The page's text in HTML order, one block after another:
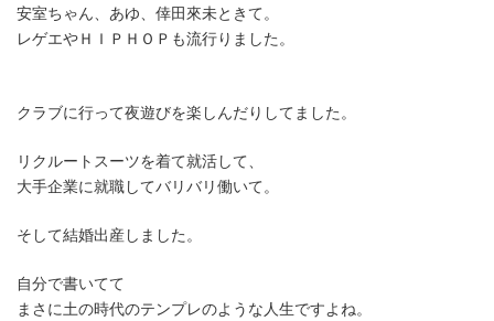
安室ちゃん、あゆ、倖田來未ときて。
レゲエやＨＩＰＨＯＰも流行りました。
クラブに行って夜遊びを楽しんだりしてました。
リクルートスーツを着て就活して、
大手企業に就職してバリバリ働いて。
そして結婚出産しました。
自分で書いてて
まさに土の時代のテンプレのような人生ですよね。